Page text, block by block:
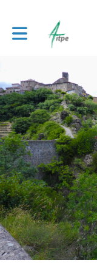
Toggle main navigation